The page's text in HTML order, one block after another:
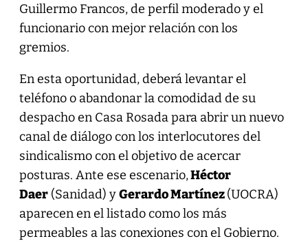
Guillermo Francos, de perfil moderado y el
funcionario con mejor relación con los
gremios.
En esta oportunidad, deberá levantar el
teléfono o abandonar la comodidad de su
despacho en Casa Rosada para abrir un nuevo
canal de diálogo con los interlocutores del
sindicalismo con el objetivo de acercar
posturas. Ante ese escenario,Héctor
Daer(Sanidad) yGerardo Martínez(UOCRA)
aparecen en el listado como los más
permeables a las conexiones con el Gobierno.